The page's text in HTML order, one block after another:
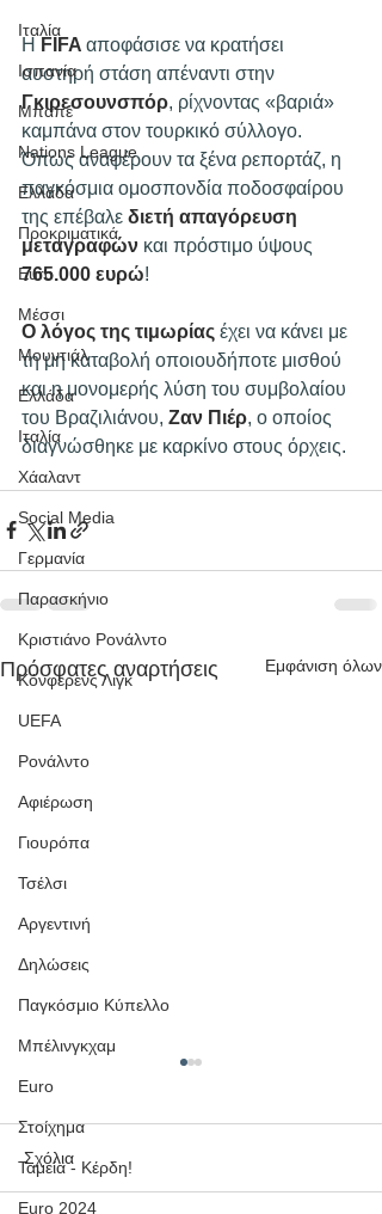
Ιταλία
Ισπανία
Μπαπέ
Nations League
Ελλάδα
Προκριματικά
Euro
Μέσσι
Μουντιάλ
Ελλάδα
Ιταλία
Χάαλαντ
Social Media
Γερμανία
Παρασκήνιο
Κριστιάνο Ρονάλντο
Κόνφερενς Λιγκ
UEFA
Ρονάλντο
Αφιέρωση
Γιουρόπα
Τσέλσι
Αργεντινή
Δηλώσεις
Παγκόσμιο Κύπελλο
Μπέλινγκχαμ
Euro
Στοίχημα
Ταμεία - Κέρδη!
Euro 2024
Η FIFA αποφάσισε να κρατήσει
αυστηρή στάση απέναντι στην
Γκιρεσουνσπόρ, ρίχνοντας «βαριά»
καμπάνα στον τουρκικό σύλλογο.
Όπως αναφέρουν τα ξένα ρεπορτάζ, η
παγκόσμια ομοσπονδία ποδοσφαίρου
της επέβαλε διετή απαγόρευση
μεταγραφών και πρόστιμο ύψους
765.000 ευρώ!
Ο λόγος της τιμωρίας έχει να κάνει με
τη μη καταβολή οποιουδήποτε μισθού
και η μονομερής λύση του συμβολαίου
του Βραζιλιάνου, Ζαν Πιέρ, ο οποίος
διαγνώσθηκε με καρκίνο στους όρχεις.
Πρόσφατες αναρτήσεις Εμφάνιση όλων
Σχόλια